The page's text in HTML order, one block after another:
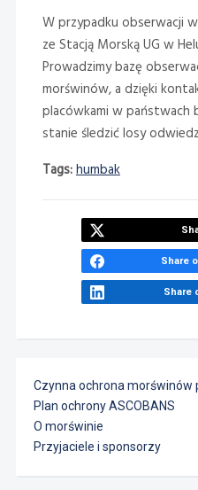
Czynna ochrona morświnów
Plan ochrony ASCOBANS
O morświnie
Przyjaciele i sponsorzy
W przypadku obserwacji
ze Stacją Morską UG w
Prowadzimy bazę
morświnów, a dzięki
placówkami w państwach
stanie śledzić losy
Tags:humbak
Share
Share